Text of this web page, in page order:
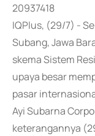
20937418
IQPlus, (29/7) -
Subang, Jawa
skema Sistem
upaya besar
pasar
Ayi Subarna
keterangannya